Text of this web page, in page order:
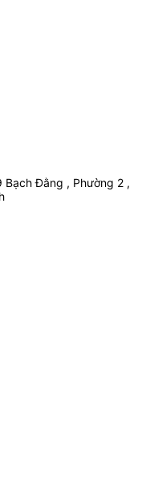
Bạch Đằng , Phường 2 ,